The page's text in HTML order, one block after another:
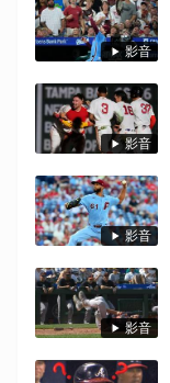
影音
影音
影音
影音